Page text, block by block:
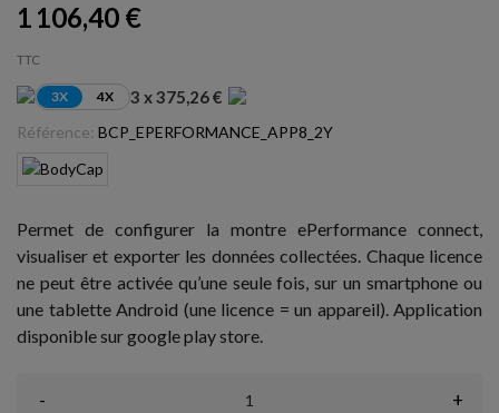
1 106,40 €
TTC
3X 4X 3 x 375,26 €
Référence: BCP_EPERFORMANCE_APP8_2Y
Permet de configurer la montre ePerformance connect,
visualiser et exporter les données collectées. Chaque licence
ne peut être activée qu’une seule fois, sur un smartphone ou
une tablette Android (une licence = un appareil). Application
disponible sur google play store.
- +